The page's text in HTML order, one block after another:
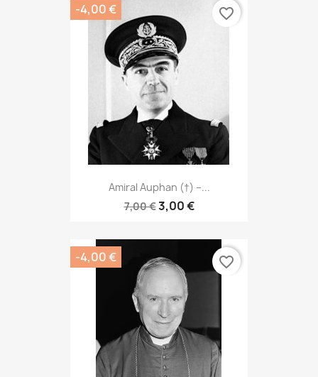
Amiral Auphan (†) –...
7,00 €3,00 €
-4,00 € favorite_border
-4,00 € favorite_border